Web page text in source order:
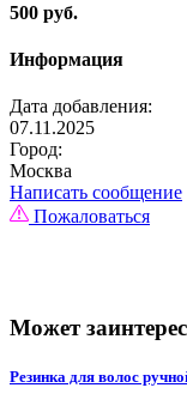
500 руб.
Информация
Дата добавления:
07.11.2025
Город:
Москва
Написать сообщение
Пожаловаться
Может
Резинка для волос